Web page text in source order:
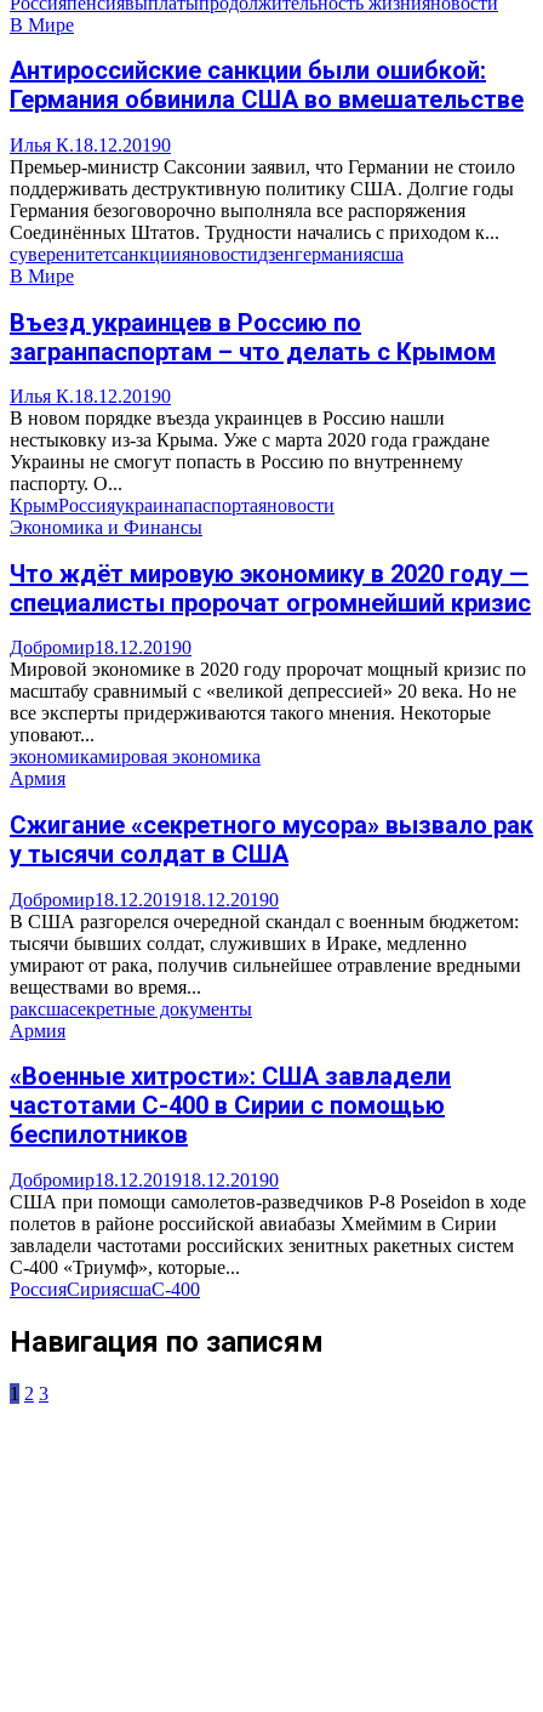
В Мире
Антироссийские санкции были ошибкой:
Германия обвинила США во вмешательстве
Илья К.18.12.20190
Премьер-министр Саксонии заявил, что Германии не стоило
поддерживать деструктивную политику США. Долгие годы
Германия безоговорочно выполняла все распоряжения
Соединённых Штатов. Трудности начались с приходом к...
суверенитетсанкциияновостидзенгерманиясша
В Мире
Въезд украинцев в Россию по
загранпаспортам – что делать с Крымом
Илья К.18.12.20190
В новом порядке въезда украинцев в Россию нашли
нестыковку из-за Крыма. Уже с марта 2020 года граждане
Украины не смогут попасть в Россию по внутреннему
паспорту. О...
КрымРоссияукраинапаспортаяновости
Экономика и Финансы
Что ждёт мировую экономику в 2020 году —
специалисты пророчат огромнейший кризис
Добромир18.12.20190
Мировой экономике в 2020 году пророчат мощный кризис по
масштабу сравнимый с «великой депрессией» 20 века. Но не
все эксперты придерживаются такого мнения. Некоторые
уповают...
экономикамировая экономика
Армия
Сжигание «секретного мусора» вызвало рак
у тысячи солдат в США
Добромир18.12.201918.12.20190
В США разгорелся очередной скандал с военным бюджетом:
тысячи бывших солдат, служивших в Ираке, медленно
умирают от рака, получив сильнейшее отравление вредными
веществами во время...
раксшасекретные документы
Армия
«Военные хитрости»: США завладели
частотами С-400 в Сирии с помощью
беспилотников
Добромир18.12.201918.12.20190
США при помощи самолетов-разведчиков P-8 Poseidon в ходе
полетов в районе российской авиабазы Хмеймим в Сирии
завладели частотами российских зенитных ракетных систем
С-400 «Триумф», которые...
РоссияСириясшаС-400
Навигация по записям
1 2 3